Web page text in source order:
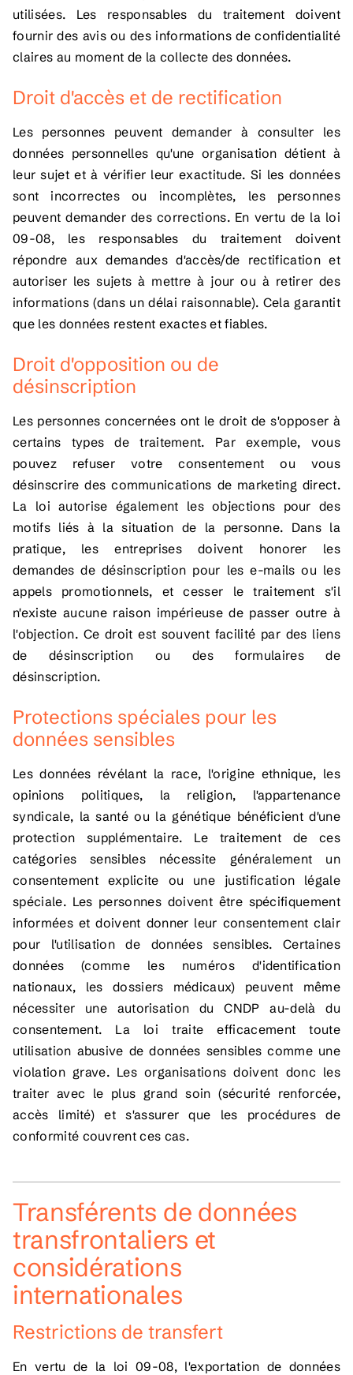
utilisées. Les responsables du traitement doivent
fournir des avis ou des informations de confidentialité
claires au moment de la collecte des données.
Droit d'accès et de rectification
Les personnes peuvent demander à consulter les
données personnelles qu'une organisation détient à
leur sujet et à vérifier leur exactitude. Si les données
sont incorrectes ou incomplètes, les personnes
peuvent demander des corrections. En vertu de la loi
09-08, les responsables du traitement doivent
répondre aux demandes d'accès/de rectification et
autoriser les sujets à mettre à jour ou à retirer des
informations (dans un délai raisonnable). Cela garantit
que les données restent exactes et fiables.
Droit d'opposition ou de
désinscription
Les personnes concernées ont le droit de s'opposer à
certains types de traitement. Par exemple, vous
pouvez refuser votre consentement ou vous
désinscrire des communications de marketing direct.
La loi autorise également les objections pour des
motifs liés à la situation de la personne. Dans la
pratique, les entreprises doivent honorer les
demandes de désinscription pour les e-mails ou les
appels promotionnels, et cesser le traitement s'il
n'existe aucune raison impérieuse de passer outre à
l'objection. Ce droit est souvent facilité par des liens
de désinscription ou des formulaires de
désinscription.
Protections spéciales pour les
données sensibles
Les données révélant la race, l'origine ethnique, les
opinions politiques, la religion, l'appartenance
syndicale, la santé ou la génétique bénéficient d'une
protection supplémentaire. Le traitement de ces
catégories sensibles nécessite généralement un
consentement explicite ou une justification légale
spéciale. Les personnes doivent être spécifiquement
informées et doivent donner leur consentement clair
pour l'utilisation de données sensibles. Certaines
données (comme les numéros d'identification
nationaux, les dossiers médicaux) peuvent même
nécessiter une autorisation du CNDP au-delà du
consentement. La loi traite efficacement toute
utilisation abusive de données sensibles comme une
violation grave. Les organisations doivent donc les
traiter avec le plus grand soin (sécurité renforcée,
accès limité) et s'assurer que les procédures de
conformité couvrent ces cas.
Transférents de données
transfrontaliers et
considérations
internationales
Restrictions de transfert
En vertu de la loi 09-08, l'exportation de données